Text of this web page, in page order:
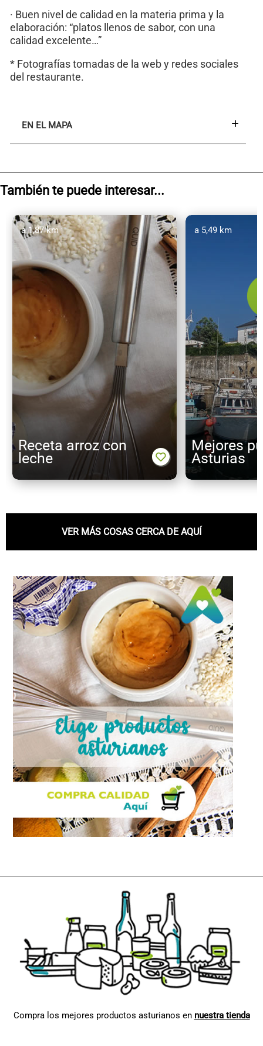
· Buen nivel de calidad en la materia prima y la
elaboración: “platos llenos de sabor, con una
calidad excelente…”
* Fotografías tomadas de la web y redes sociales
del restaurante.
EN EL MAPA
También te puede interesar...
Receta arroz con
leche
a 1,87 km
Mejores
Asturias
a 5,49 km
VER MÁS COSAS CERCA DE AQUÍ
Compra los mejores productos asturianos en nuestra tienda